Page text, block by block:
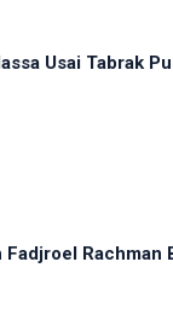
Usai Tabrak
Fadjroel Rachman